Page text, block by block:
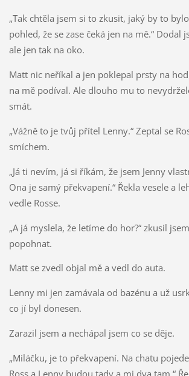
„Tak chtěla jsem si to zkusit, jaký by to
pohled, že se zase čeká jen na mě.“ Dodal
ale jen tak na oko.
Matt nic neříkal a jen poklepal prsty na
na mě podíval. Ale dlouho mu to
smát.
„Vážně to je tvůj přítel Lenny.“ Zeptal se
smíchem.
„Já ti nevím, já si říkám, že jsem Jenny
Ona je samý překvapení.“ Řekla vesele a
vedle Rosse.
„A já myslela, že letíme do hor?“ zkusil
popohnat.
Matt se zvedl objal mě a vedl do auta.
Lenny mi jen zamávala od bazénu a už
co jí byl donesen.
Zarazil jsem a nechápal jsem co se děje.
„Miláčku, je to překvapení. Na chatu